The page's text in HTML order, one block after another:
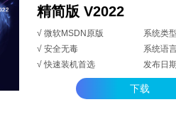
精简版 V2022
√ 微软MSDN原版
系统类
√ 安全无毒
系统语
√ 快速装机首选
发布日
下载